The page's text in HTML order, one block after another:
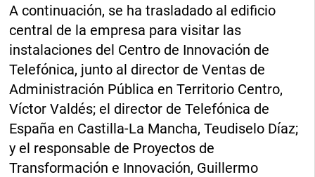
A continuación, se ha trasladado al edificio
central de la empresa para visitar las
instalaciones del Centro de Innovación de
Telefónica, junto al director de Ventas de
Administración Pública en Territorio Centro,
Víctor Valdés; el director de Telefónica de
España en Castilla-La Mancha, Teudiselo Díaz;
y el responsable de Proyectos de
Transformación e Innovación, Guillermo